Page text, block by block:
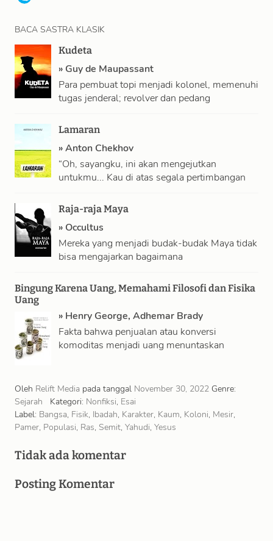
BACA SASTRA KLASIK
Kudeta
» Guy de Maupassant
Para pembuat topi menjadi kolonel, memenuhi
tugas jenderal; revolver dan pedang
sabuk merah menyala; …
Lamaran
»Anton Chekhov
“Oh, sayangku, ini akan mengejutkan
untukmu... Kau di atas segala pertimbangan
pantas... Apalagi, karena tanah …
Raja-raja Maya
» Occultus
Mereka yang menjadi budak-budak Maya tidak
bisa mengajarkan bagaimana
meninggalkannya tidak ada di sini; mereka
Bingung Karena Uang, Memahami Filosofi dan Fisika
Uang
» Henry George, Adhemar Brady
Fakta bahwa penjualan atau konversi
komoditas menjadi uang menuntaskan
untuk …
Oleh Relift Media pada tanggal November 30, 2022 Genre:
Sejarah
Kategori: Nonfiksi, Esai
Label: Bangsa, Fisik, Ibadah, Karakter, Kaum, Koloni, Mesir,
Pamer, Populasi, Ras, Semit, Yahudi, Yesus
Tidak ada komentar
Posting Komentar